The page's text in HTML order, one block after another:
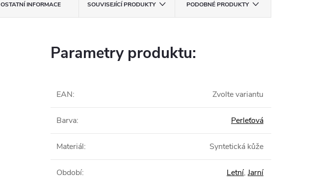
OSTATNÍ INFORMACE SOUVISEJÍCÍ PRODUKTY PODOBNÉ PRODUKTY
Parametry produktu:
EAN: Zvolte variantu
Barva: Perleťová
Materiál: Syntetická kůže
Období: Letní, Jarní